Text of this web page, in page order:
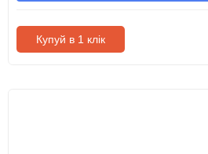
Купуй в 1 клік